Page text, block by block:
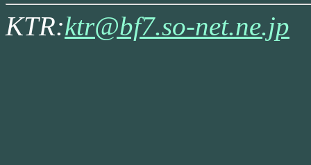
KTR:ktr@bf7.so-net.ne.jp